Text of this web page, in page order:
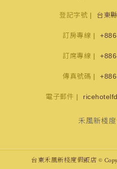
登記字號 台東
訂房專線
訂席專線
傳真號碼
電子郵件
禾風新棧
台東禾風新棧度假飯店 ©